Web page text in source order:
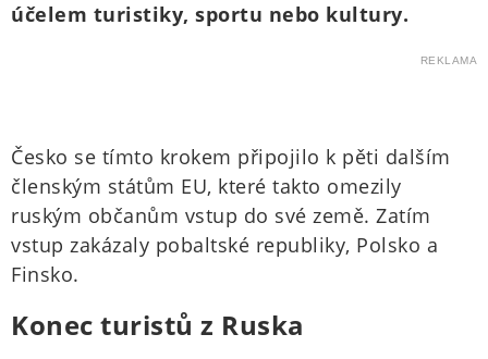
účelem turistiky, sportu nebo kultury.
REKLAMA
Česko se tímto krokem připojilo k pěti dalším
členským státům EU, které takto omezily
ruským občanům vstup do své země. Zatím
vstup zakázaly pobaltské republiky, Polsko a
Finsko.
Konec turistů z Ruska